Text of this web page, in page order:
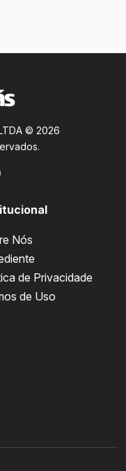
© 2026
Nós
de Privacidade
de Uso